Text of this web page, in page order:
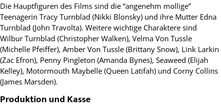
Die Hauptfiguren des Films sind die “angenehm mollige”
Teenagerin Tracy Turnblad (Nikki Blonsky) und ihre Mutter Edna
Turnblad (John Travolta). Weitere wichtige Charaktere sind
Wilbur Turnblad (Christopher Walken), Velma Von Tussle
(Michelle Pfeiffer), Amber Von Tussle (Brittany Snow), Link Larkin
(Zac Efron), Penny Pingleton (Amanda Bynes), Seaweed (Elijah
Kelley), Motormouth Maybelle (Queen Latifah) und Corny Collins
(James Marsden).
Produktion und Kasse